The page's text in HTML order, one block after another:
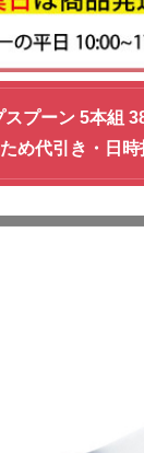
プーン 5本組
め代引き・日